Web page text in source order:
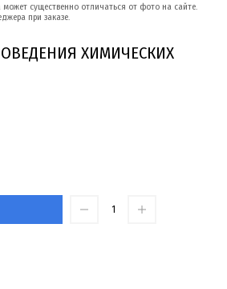
может существенно отличаться от фото на сайте.
при заказе.
ХИМИЧЕСКИХ